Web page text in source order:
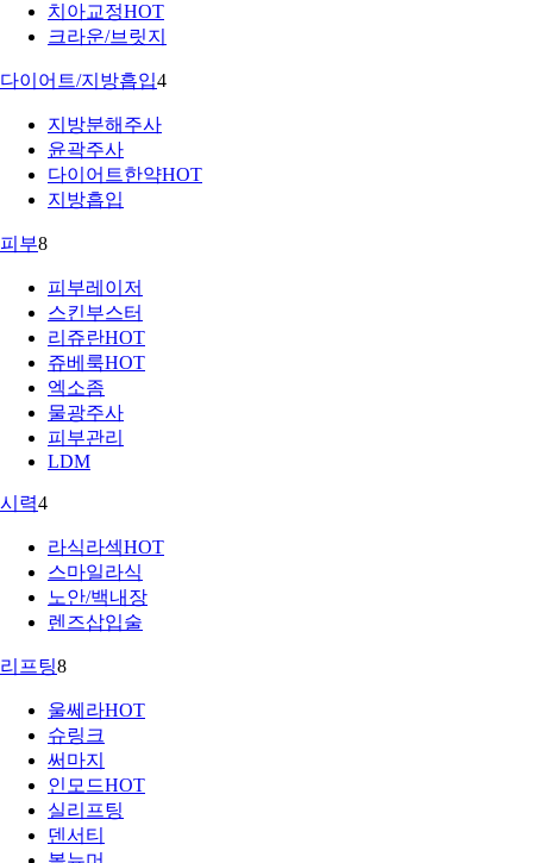
치아교정HOT
크라운/브릿지
다이어트/지방흡입4
지방분해주사
윤곽주사
다이어트한약HOT
지방흡입
피부8
피부레이저
스킨부스터
리쥬란HOT
쥬베룩HOT
엑소좀
물광주사
피부관리
LDM
시력4
라식라섹HOT
스마일라식
노안/백내장
렌즈삽입술
리프팅8
울쎄라HOT
슈링크
써마지
인모드HOT
실리프팅
덴서티